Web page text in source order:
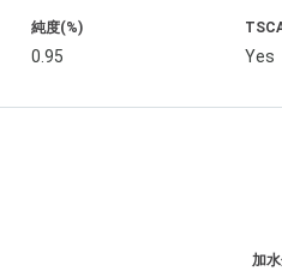
純度(%)
0.95 Yes
加